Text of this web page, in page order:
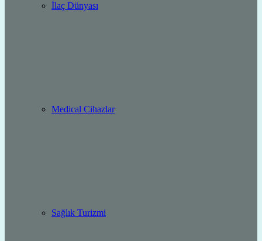
İlaç Dünyası
Medical Cihazlar
Sağlık Turizmi